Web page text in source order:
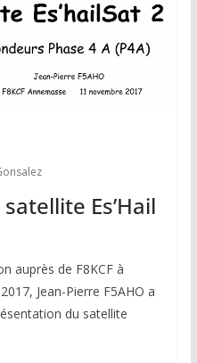
Es’Hail
auprès de F8KCF à
Jean-Pierre F5AHO a
du satellite